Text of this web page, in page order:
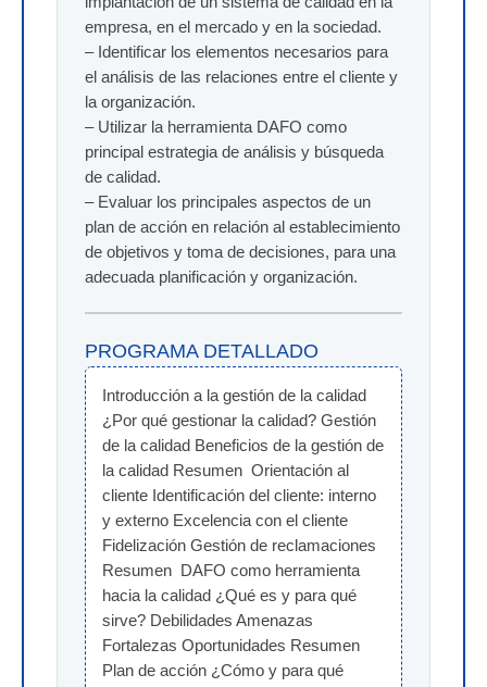
empresa, en el mercado y en la sociedad.
– Identificar los elementos necesarios para
el análisis de las relaciones entre el cliente y
la organización.
– Utilizar la herramienta DAFO como
principal estrategia de análisis y búsqueda
de calidad.
– Evaluar los principales aspectos de un
plan de acción en relación al establecimiento
de objetivos y toma de decisiones, para una
adecuada planificación y organización.
PROGRAMA DETALLADO
Introducción a la gestión de la calidad
¿Por qué gestionar la calidad? Gestión
de la calidad Beneficios de la gestión de
la calidad Resumen  Orientación al
cliente Identificación del cliente: interno
y externo Excelencia con el cliente
Fidelización Gestión de reclamaciones
Resumen  DAFO como herramienta
hacia la calidad ¿Qué es y para qué
sirve? Debilidades Amenazas
Fortalezas Oportunidades Resumen
Plan de acción ¿Cómo y para qué